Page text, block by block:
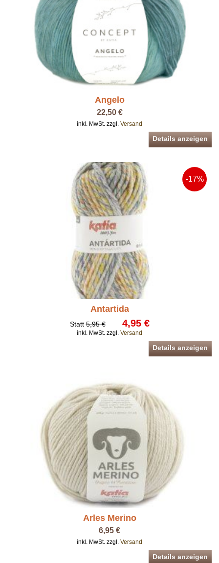
Angelo
22,50 €
inkl. MwSt. zzgl. Versand
Details anzeigen
-17%
Antartida
Statt 5,95 € 4,95 €
inkl. MwSt. zzgl. Versand
Details anzeigen
Arles Merino
6,95 €
inkl. MwSt. zzgl. Versand
Details anzeigen